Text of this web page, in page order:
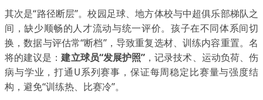
其次是“路径断层”。校园足球、地方体校与中超俱乐部梯队之
间，缺少顺畅的人才流动与统一评价。孩子在不同体系间切
换，数据与评估常“断档”，导致重复选材、训练内容重置。名
将的建议是：建立球员“发展护照” ，记录技术、运动负荷、伤
病与学业，打通U系列赛事，保证每周稳定比赛量与强度结
构，避免“训练热、比赛冷”。